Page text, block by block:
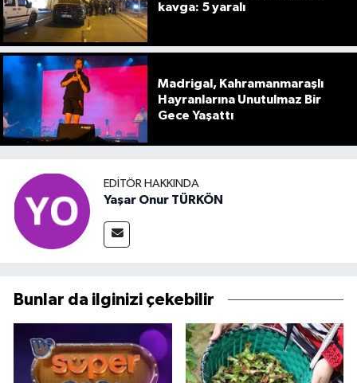
kavga: 5 yaralı
Madrigal, Kahramanmaraşlı
Hayranlarına Unutulmaz Bir
Gece Yaşattı
EDITÖR HAKKINDA
Yaşar Onur TÜRKÖN
Bunlar da ilginizi çekebilir